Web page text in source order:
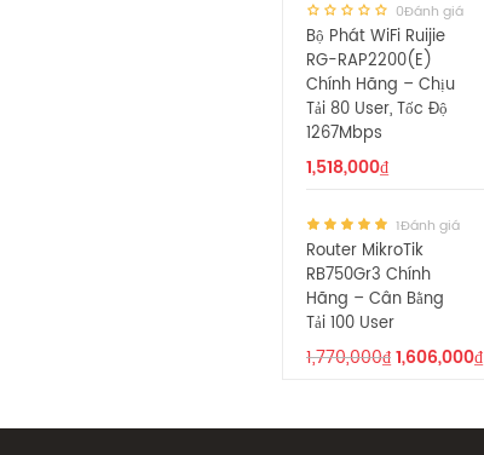
0Đánh giá
Bộ Phát WiFi Ruijie
RG-RAP2200(E)
Chính Hãng – Chịu
Tải 80 User, Tốc Độ
1267Mbps
1,518,000₫
1Đánh giá
Router MikroTik
RB750Gr3 Chính
Hãng – Cân Bằng
Tải 100 User
1,770,000₫1,606,000₫